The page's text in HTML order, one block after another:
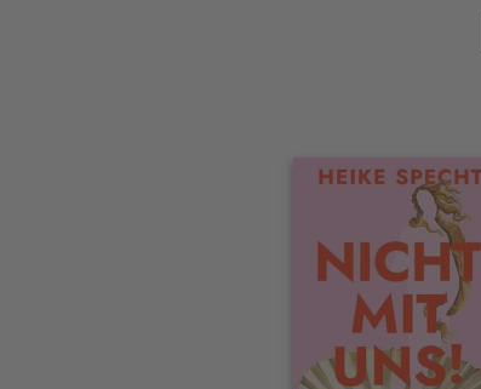
Interaktives